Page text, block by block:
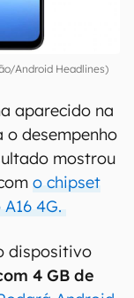
Android Headlines)
aparecido na
o desempenho
mostrou
o chipset
4G.
dispositivo
4 GB de